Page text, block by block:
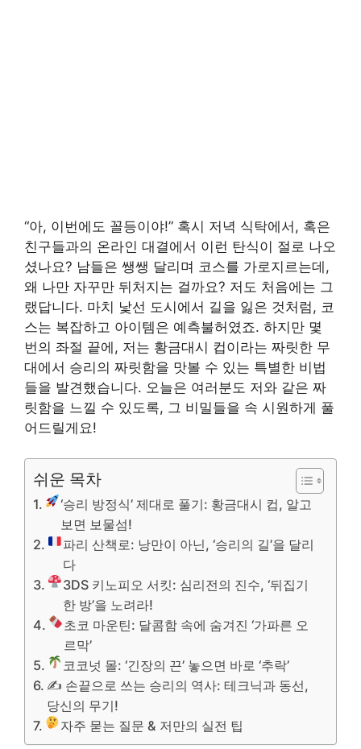
“아, 이번에도 꼴등이야!” 혹시 저녁 식탁에서, 혹은
친구들과의 온라인 대결에서 이런 탄식이 절로 나오
셨나요? 남들은 쌩쌩 달리며 코스를 가로지르는데,
왜 나만 자꾸만 뒤처지는 걸까요? 저도 처음에는 그
랬답니다. 마치 낯선 도시에서 길을 잃은 것처럼, 코
스는 복잡하고 아이템은 예측불허였죠. 하지만 몇
번의 좌절 끝에, 저는 황금대시 컵이라는 짜릿한 무
대에서 승리의 짜릿함을 맛볼 수 있는 특별한 비법
들을 발견했습니다. 오늘은 여러분도 저와 같은 짜
릿함을 느낄 수 있도록, 그 비밀들을 속 시원하게 풀
어드릴게요!
쉬운 목차
‘승리 방정식’ 제대로 풀기: 황금대시 컵, 알고
보면 보물섬!
파리 산책로: 낭만이 아닌, ‘승리의 길’을 달리
다
3DS 키노피오 서킷: 심리전의 진수, ‘뒤집기
한 방’을 노려라!
초코 마운틴: 달콤함 속에 숨겨진 ‘가파른 오
르막’
코코넛 몰: ‘긴장의 끈’ 놓으면 바로 ‘추락’
✍️ 손끝으로 쓰는 승리의 역사: 테크닉과 동선,
당신의 무기!
자주 묻는 질문 & 저만의 실전 팁